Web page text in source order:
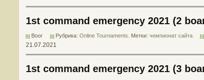
1st command emergency 2021 (2
Boor Рубрика: Online Tournaments . Метки: чемпионат сайта
21.07.2021
1st command emergency 2021 (3